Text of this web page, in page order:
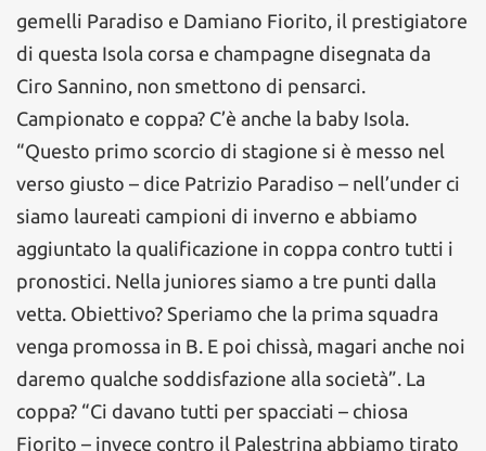
gemelli Paradiso e Damiano Fiorito, il prestigiatore
di questa Isola corsa e champagne disegnata da
Ciro Sannino, non smettono di pensarci.
Campionato e coppa? C’è anche la baby Isola.
“Questo primo scorcio di stagione si è messo nel
verso giusto – dice Patrizio Paradiso – nell’under ci
siamo laureati campioni di inverno e abbiamo
aggiuntato la qualificazione in coppa contro tutti i
pronostici. Nella juniores siamo a tre punti dalla
vetta. Obiettivo? Speriamo che la prima squadra
venga promossa in B. E poi chissà, magari anche noi
daremo qualche soddisfazione alla società”. La
coppa? “Ci davano tutti per spacciati – chiosa
Fiorito – invece contro il Palestrina abbiamo tirato